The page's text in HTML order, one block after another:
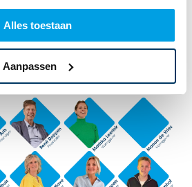
Alles toestaan
Aanpassen